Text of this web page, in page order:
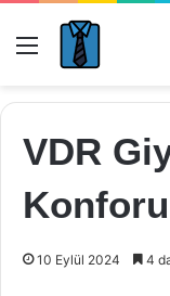
Menü
VDR
10 Eylül 2024 4